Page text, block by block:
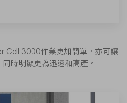
Cell 3000作業更加簡單，亦可讓
時明顯更為迅速和高產。